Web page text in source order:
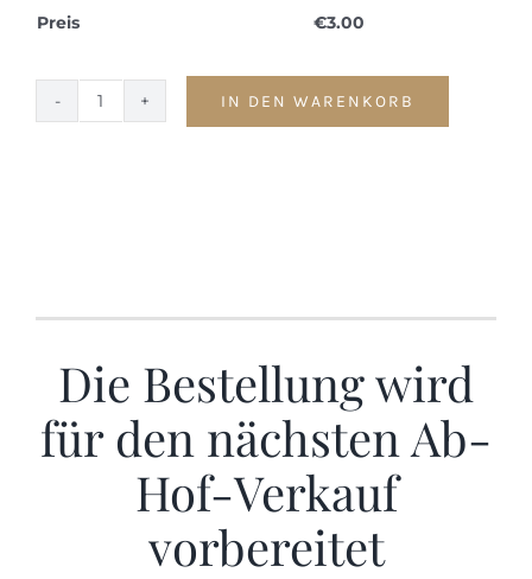
Preis €3.00
Faschiertes
IN DEN WARENKORB
Die Bestellung wird
für den nächsten Ab-
Hof-Verkauf
vorbereitet